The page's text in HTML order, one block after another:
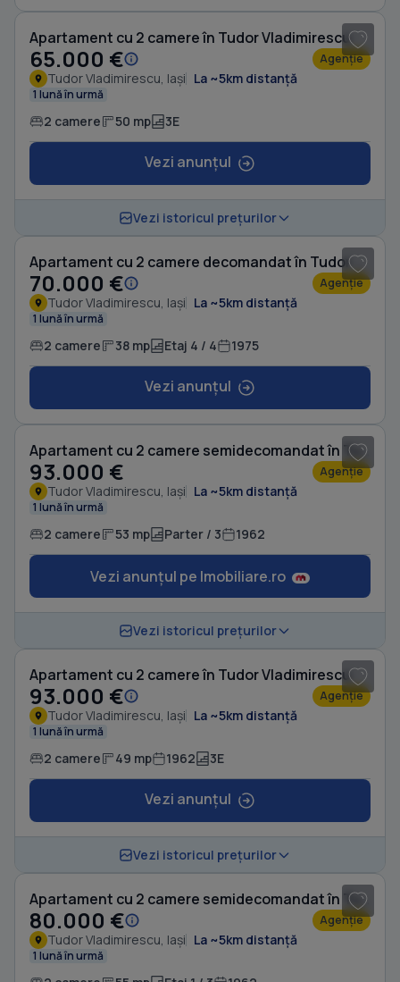
Apartament cu 2 camere în Tudor Vladimirescu
65.000 € Agenție
Tudor Vladimirescu, Iași La ~5km distanță
1 lună în urmă
2 camere 50 mp 3E
Vezi anunțul
Vezi istoricul prețurilor
Apartament cu 2 camere decomandat în Tudor Vladimirescu
70.000 € Agenție
Tudor Vladimirescu, Iași La ~5km distanță
1 lună în urmă
2 camere 38 mp Etaj 4 / 4 1975
Vezi anunțul
Apartament cu 2 camere semidecomandat în Tudor Vladimirescu
93.000 € Agenție
Tudor Vladimirescu, Iași La ~5km distanță
1 lună în urmă
2 camere 53 mp Parter / 3 1962
Vezi anunțul pe Imobiliare.ro
Vezi istoricul prețurilor
Apartament cu 2 camere în Tudor Vladimirescu
93.000 € Agenție
Tudor Vladimirescu, Iași La ~5km distanță
1 lună în urmă
2 camere 49 mp 1962 3E
Vezi anunțul
Vezi istoricul prețurilor
Apartament cu 2 camere semidecomandat în Tudor Vladimirescu
80.000 € Agenție
Tudor Vladimirescu, Iași La ~5km distanță
1 lună în urmă